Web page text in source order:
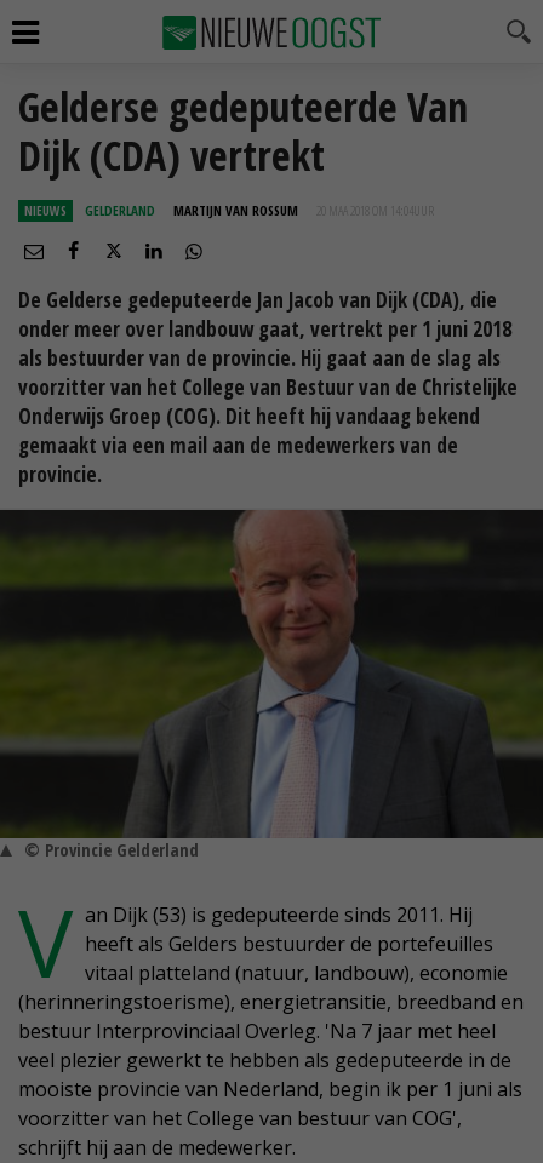
Gelderse gedeputeerde Van
Dijk (CDA) vertrekt
NIEUWS GELDERLAND MARTIJN VAN ROSSUM 20 MAA 2018 OM 14:04
De Gelderse gedeputeerde Jan Jacob van Dijk (CDA), die
onder meer over landbouw gaat, vertrekt per 1 juni 2018
als bestuurder van de provincie. Hij gaat aan de slag als
voorzitter van het College van Bestuur van de Christelijke
Onderwijs Groep (COG). Dit heeft hij vandaag bekend
gemaakt via een mail aan de medewerkers van de
provincie.
© Provincie Gelderland
V an Dijk (53) is gedeputeerde sinds 2011. Hij
heeft als Gelders bestuurder de portefeuilles
vitaal platteland (natuur, landbouw), economie
(herinneringstoerisme), energietransitie, breedband en
bestuur Interprovinciaal Overleg. 'Na 7 jaar met heel
veel plezier gewerkt te hebben als gedeputeerde in de
mooiste provincie van Nederland, begin ik per 1 juni als
voorzitter van het College van bestuur van COG',
schrijft hij aan de medewerker.